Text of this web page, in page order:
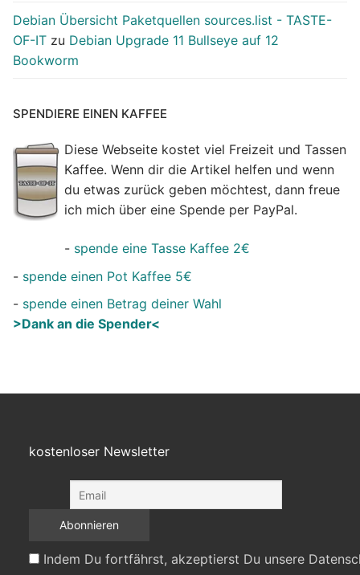
Debian Übersicht Paketquellen sources.list - TASTE-
OF-IT zu Debian Upgrade 11 Bullseye auf 12
Bookworm
SPENDIERE EINEN KAFFEE
Diese Webseite kostet viel Freizeit und Tassen
Kaffee. Wenn dir die Artikel helfen und wenn
du etwas zurück geben möchtest, dann freue
ich mich über eine Spende per PayPal.
- spende eine Tasse Kaffee 2€
- spende einen Pot Kaffee 5€
- spende einen Betrag deiner Wahl
>Dank an die Spender<
kostenloser Newsletter
Indem Du fortfährst, akzeptierst Du unsere